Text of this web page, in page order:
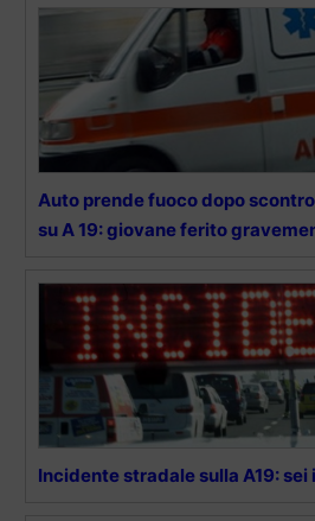
Auto prende fuoco dopo
su A 19: giovane ferito
Incidente stradale sulla A19: